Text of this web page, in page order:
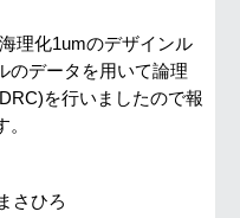
理化1umのデザインル
のデータを用いて論理
を行いましたので報
さひろ